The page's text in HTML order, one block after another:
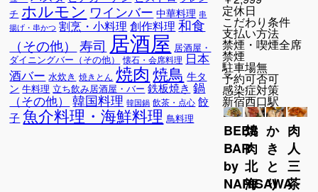
チ ホルモン ワインバー 中華料理 串
揚げ・串かつ 割烹・小料理 創作料理 和食
（その他）
寿司 居酒屋 居酒屋・
ダイニングバー（その他）
懐石・会席料理 日本
酒バー 水炊き 焼きとん 焼肉焼鳥 牛タ
ン 牛料理 立ち飲み居酒屋・バー 鉄板焼き 鍋
（その他） 韓国料理 韓国鍋 飲茶・点心 餃
子 魚介料理・海鮮料理 鳥料理
定休日
こだわり条件
支払い方法
禁煙・喫煙全席
禁煙
駐車場無
予約可否可
感染症対策
新宿西口駅
BEES
BAR
by
NARISAWA
焼
肉
北
海
か
き
と
り
肉
人
三
茶